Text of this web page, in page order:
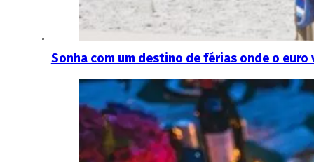
Sonha com um destino de férias onde o euro